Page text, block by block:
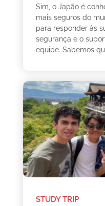
Sim, o Japão é
mais seguros do
para responder às
segurança e o
equipe. Sabemos
STUDY TRIP